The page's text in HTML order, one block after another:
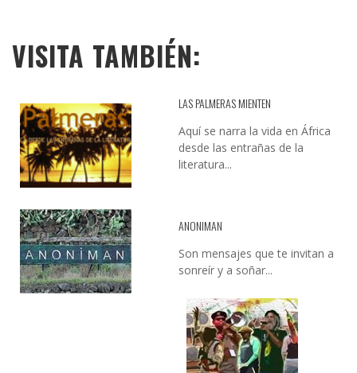
VISITA TAMBIÉN:
LAS PALMERAS MIENTEN
Aquí se narra la vida en África
desde las entrañas de la
literatura...
ANONIMAN
Son mensajes que te invitan a
sonreír y a soñar...